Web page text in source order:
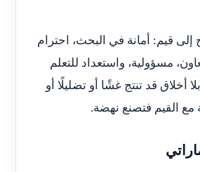
إلى قيم: أمانة في البحث، احترام
مسؤولية، واستعداد للتعلم
أخلاق قد تنتج غشًا أو تضليلًا أو
مع القيم فتصنع نهضة.